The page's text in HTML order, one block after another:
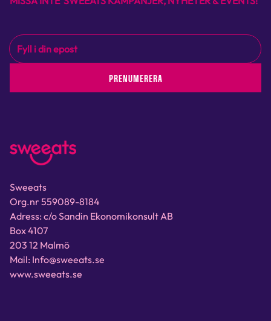
PRENUMERERA
Sweeats
Org.nr 559089-8184
Adress: c/o Sandin Ekonomikonsult AB
Box 4107
203 12 Malmö
Mail: Info@sweeats.se
www.sweeats.se